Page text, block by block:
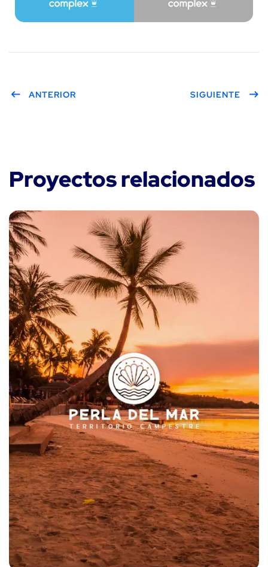
ANTERIOR SIGUIENTE
Proyectos relacionados